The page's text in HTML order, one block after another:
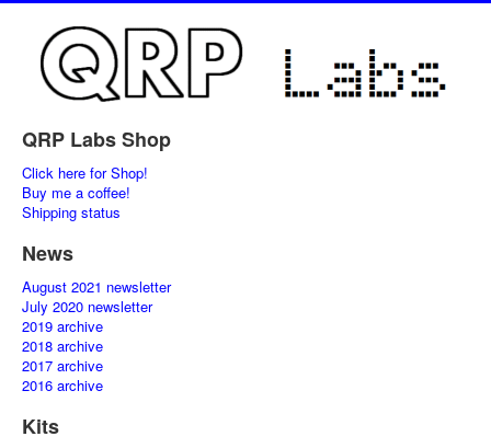
QRP Labs Shop
Click here for Shop!
Buy me a coffee!
Shipping status
News
August 2021 newsletter
July 2020 newsletter
2019 archive
2018 archive
2017 archive
2016 archive
Kits